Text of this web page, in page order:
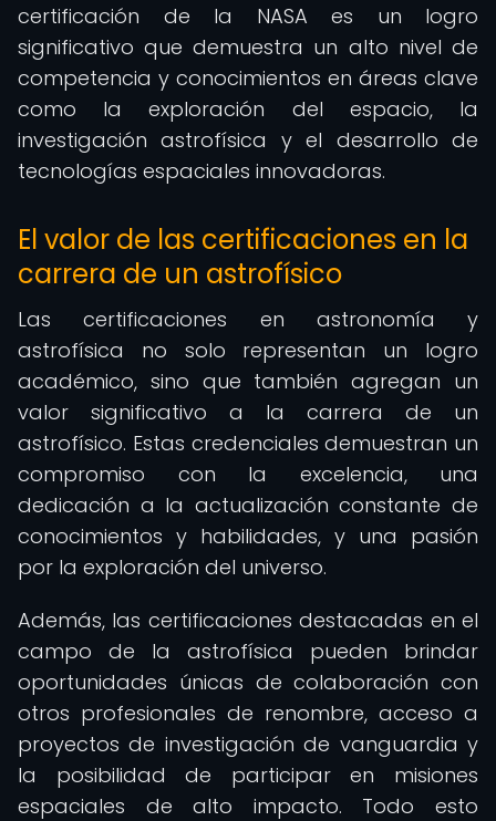
certificación de la NASA es un logro
significativo que demuestra un alto nivel de
competencia y conocimientos en áreas clave
como la exploración del espacio, la
investigación astrofísica y el desarrollo de
tecnologías espaciales innovadoras.
El valor de las certificaciones en la
carrera de un astrofísico
Las certificaciones en astronomía y
astrofísica no solo representan un logro
académico, sino que también agregan un
valor significativo a la carrera de un
astrofísico. Estas credenciales demuestran un
compromiso con la excelencia, una
dedicación a la actualización constante de
conocimientos y habilidades, y una pasión
por la exploración del universo.
Además, las certificaciones destacadas en el
campo de la astrofísica pueden brindar
oportunidades únicas de colaboración con
otros profesionales de renombre, acceso a
proyectos de investigación de vanguardia y
la posibilidad de participar en misiones
espaciales de alto impacto. Todo esto